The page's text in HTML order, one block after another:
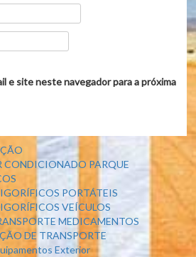
e site neste navegador para a próxima
CONDICIONADO PARQUE
PORTÁTEIS
VEÍCULOS
MEDICAMENTOS
DE TRANSPORTE
Exterior